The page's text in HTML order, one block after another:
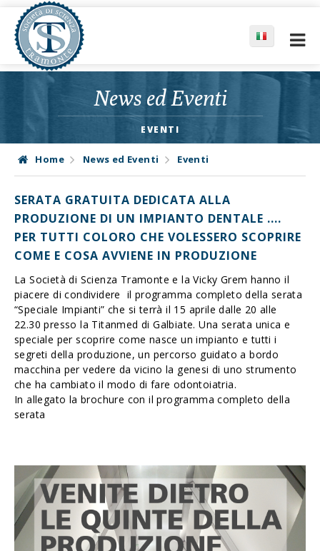
News ed Eventi
EVENTI
Home News ed Eventi Eventi
SERATA GRATUITA DEDICATA ALLA
PRODUZIONE DI UN IMPIANTO DENTALE ....
PER TUTTI COLORO CHE VOLESSERO SCOPRIRE
COME E COSA AVVIENE IN PRODUZIONE
La Società di Scienza Tramonte e la Vicky Grem hanno il
piacere di condividere il programma completo della serata
“Speciale Impianti” che si terrà il 15 aprile dalle 20 alle
22.30 presso la Titanmed di Galbiate. Una serata unica e
speciale per scoprire come nasce un impianto e tutti i
segreti della produzione, un percorso guidato a bordo
macchina per vedere da vicino la genesi di uno strumento
che ha cambiato il modo di fare odontoiatria.
In allegato la brochure con il programma completo della
serata